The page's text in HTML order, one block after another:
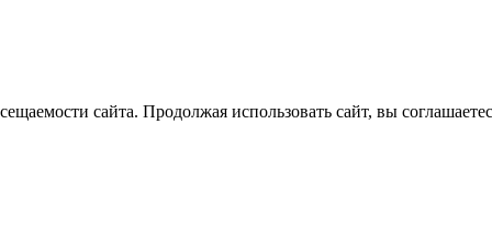
сайта. Продолжая использовать сайт, вы